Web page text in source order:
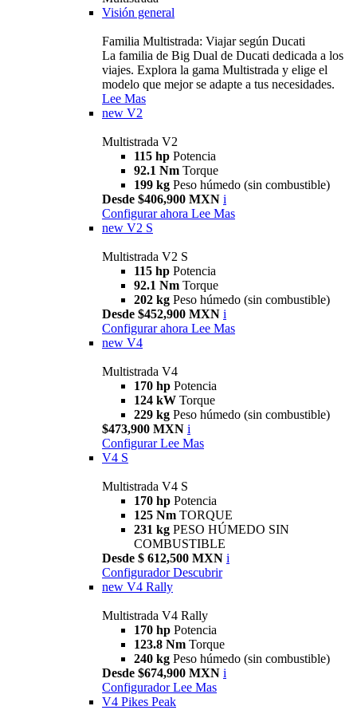
Visión general
Familia Multistrada: Viajar según Ducati
La familia de Big Dual de Ducati dedicada a los
viajes. Explora la gama Multistrada y elige el
modelo que mejor se adapte a tus necesidades.
Lee Mas
new V2
Multistrada V2
115 hp Potencia
92.1 Nm Torque
199 kg Peso húmedo (sin combustible)
Desde $406,900 MXN i
Configurar ahora Lee Mas
new V2 S
Multistrada V2 S
115 hp Potencia
92.1 Nm Torque
202 kg Peso húmedo (sin combustible)
Desde $452,900 MXN i
Configurar ahora Lee Mas
new V4
Multistrada V4
170 hp Potencia
124 kW Torque
229 kg Peso húmedo (sin combustible)
$473,900 MXN i
Configurar Lee Mas
V4 S
Multistrada V4 S
170 hp Potencia
125 Nm TORQUE
231 kg PESO HÚMEDO SIN
COMBUSTIBLE
Desde $ 612,500 MXN i
Configurador Descubrir
new V4 Rally
Multistrada V4 Rally
170 hp Potencia
123.8 Nm Torque
240 kg Peso húmedo (sin combustible)
Desde $674,900 MXN i
Configurador Lee Mas
V4 Pikes Peak